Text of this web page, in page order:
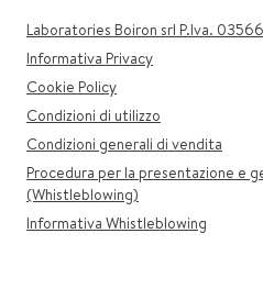
Laboratories Boiron srl P.Iva.
Informativa Privacy
Cookie Policy
Condizioni di utilizzo
Condizioni generali di vendita
Procedura per la presentazione e
(Whistleblowing)
Informativa Whistleblowing